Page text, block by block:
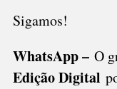
Sigamos!
WhatsApp – O
Edição Digital